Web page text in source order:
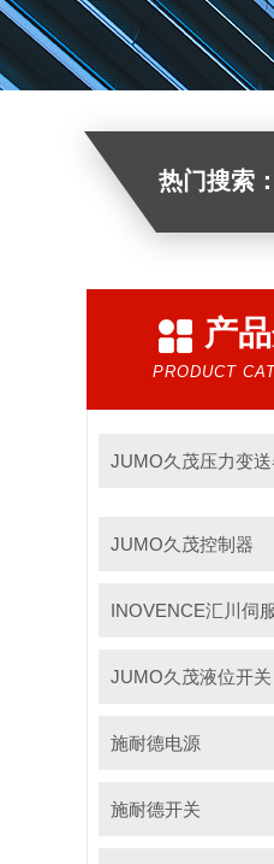
热门搜索：
产
PRODUCT
JUMO久茂压力变送
JUMO久茂控制器
INOVENCE汇川伺
JUMO久茂液位开关
施耐德电源
施耐德开关